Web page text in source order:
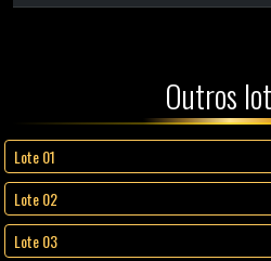
Outros
Lote 01
Lote 02
Lote 03